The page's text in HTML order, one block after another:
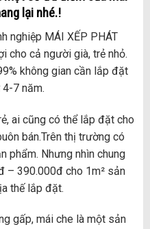
lại nhé.!
nghiệp MÁI XẾP PHÁT
cho cả người già, trẻ nhỏ.
không gian cần lắp đặt
7 năm.
ai cũng có thể lắp đặt cho
bán.Trên thị trường có
phẩm. Nhưng nhìn chung
– 390.000đ cho 1m² sản
thế lắp đặt.
gấp, mái che là một sản